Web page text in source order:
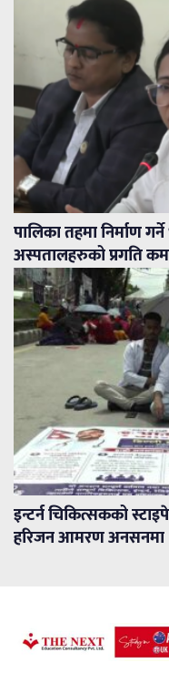
पालिका तहमा निर्माण
अस्पतालहरुको प्रगति
इन्टर्न चिकित्सकको
हरिजन आमरण अनसनमा